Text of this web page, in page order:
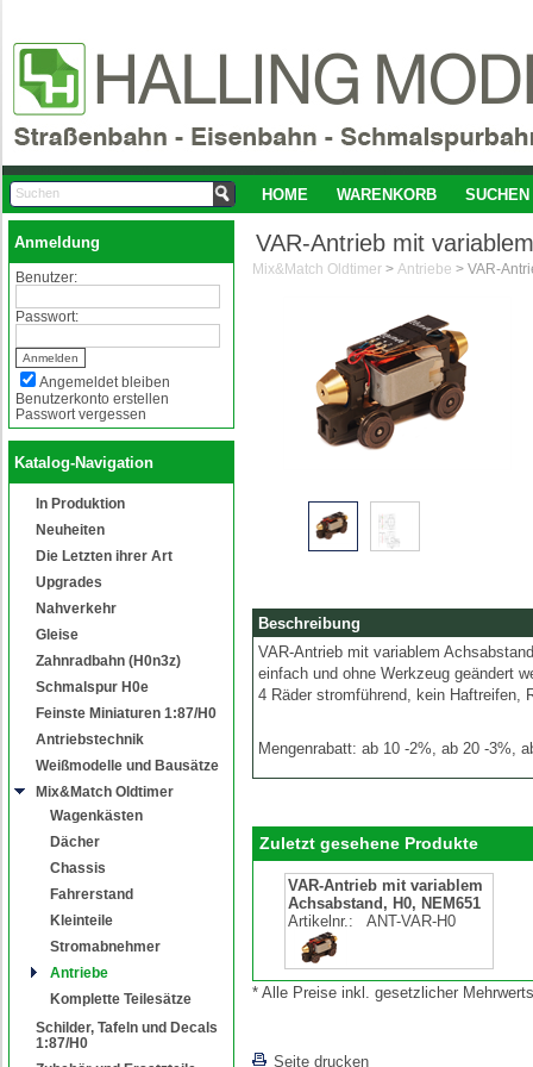
HOME WARENKORB SUCHEN
Anmeldung
Benutzer:
Passwort:
Angemeldet bleiben
Benutzerkonto erstellen
Passwort vergessen
Katalog-Navigation
In Produktion
Neuheiten
Die Letzten ihrer Art
Upgrades
Nahverkehr
Gleise
Zahnradbahn (H0n3z)
Schmalspur H0e
Feinste Miniaturen 1:87/H0
Antriebstechnik
Weißmodelle und Bausätze
Mix&Match Oldtimer
Wagenkästen
Dächer
Chassis
Fahrerstand
Kleinteile
Stromabnehmer
Antriebe
Komplette Teilesätze
Schilder, Tafeln und Decals
1:87/H0
VAR-Antrieb mit
Mix&Match Oldtimer > Antriebe >
Beschreibung
VAR-Antrieb mit variablem
einfach und ohne Werkzeug geändert
4 Räder stromführend, kein Haftreifen,
Mengenrabatt: ab 10 -2%, ab 20 -3%,
Zuletzt gesehene Produkte
VAR-Antrieb mit variablem
Achsabstand, H0, NEM651
Artikelnr.:
ANT-VAR-H0
* Alle Preise inkl. gesetzlicher
Seite drucken